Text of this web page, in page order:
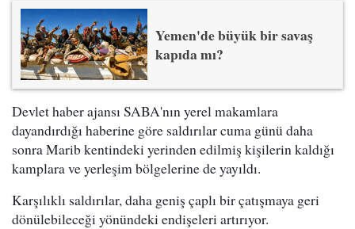
Yemen'de büyük bir savaş
kapıda mı?
Devlet haber ajansı SABA'nın yerel makamlara
dayandırdığı haberine göre saldırılar cuma günü daha
sonra Marib kentindeki yerinden edilmiş kişilerin kaldığı
kamplara ve yerleşim bölgelerine de yayıldı.
Karşılıklı saldırılar, daha geniş çaplı bir çatışmaya geri
dönülebileceği yönündeki endişeleri artırıyor.